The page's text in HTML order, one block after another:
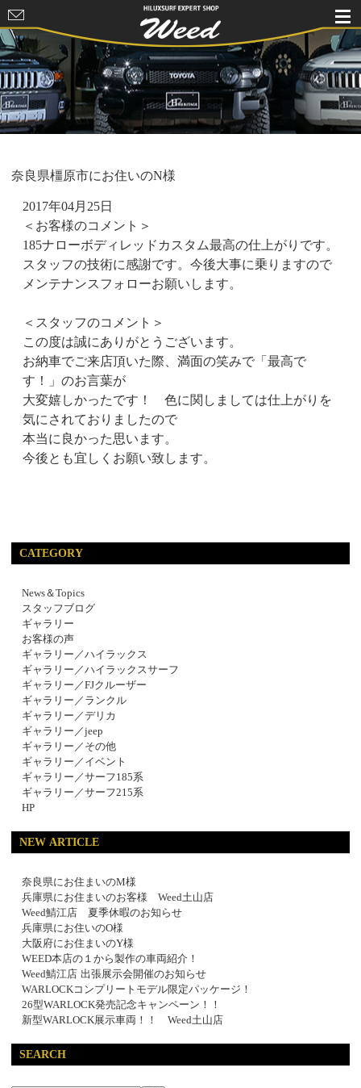
HILUXSURF
EXPERT
SHOP Weed
奈良県橿原市にお住いのN様
2017年04月25日
＜お客様のコメント＞
185ナローボディレッドカスタム最高の仕上がりです。
スタッフの技術に感謝です。今後大事に乗りますので
メンテナンスフォローお願いします。
＜スタッフのコメント＞
この度は誠にありがとうございます。
お納車でご来店頂いた際、満面の笑みで「最高で
す！」のお言葉が
大変嬉しかったです！ 色に関しましては仕上がりを
気にされておりましたので
本当に良かった思います。
今後とも宜しくお願い致します。
CATEGORY
News＆Topics
スタッフブログ
ギャラリー
お客様の声
ギャラリー／ハイラックス
ギャラリー／ハイラックスサーフ
ギャラリー／FJクルーザー
ギャラリー／ランクル
ギャラリー／デリカ
ギャラリー／jeep
ギャラリー／その他
ギャラリー／イベント
ギャラリー／サーフ185系
ギャラリー／サーフ215系
HP
NEW ARTICLE
奈良県にお住まいのM様
兵庫県にお住まいのお客様 Weed土山店
Weed鯖江店 夏季休暇のお知らせ
兵庫県にお住いのO様
大阪府にお住まいのY様
WEED本店の１から製作の車両紹介！
Weed鯖江店 出張展示会開催のお知らせ
WARLOCKコンプリートモデル限定パッケージ！
26型WARLOCK発売記念キャンペーン！！
新型WARLOCK展示車両！！ Weed土山店
SEARCH